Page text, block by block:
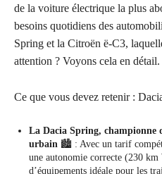
de la voiture électrique la plus
besoins quotidiens des
Spring et la Citroën ë-C3,
attention ? Voyons cela en détail.
Ce que vous devez retenir :
La Dacia Spring, championne
urbain 🏙️ : Avec un tarif
une autonomie correcte (230
d’équipements idéale pour les